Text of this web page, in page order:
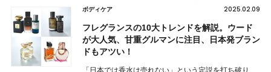
ボディケア 2025.02.09
フレグランスの10大トレンドを解説。ウード
が大人気、甘重グルマンに注目、日本発ブラン
ドもアツい！
「日本では香水は売れない」という定説を打ち破り、